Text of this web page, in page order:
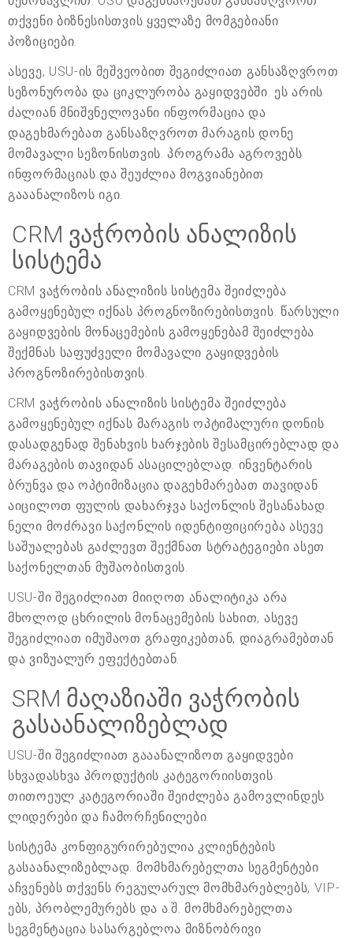
თქვენი ბიზნესისთვის ყველაზე მომგებიანი
პოზიციები.
ასევე, USU-ის მეშვეობით შეგიძლიათ განსაზღვროთ
სეზონურობა და ციკლურობა გაყიდვებში. ეს არის
ძალიან მნიშვნელოვანი ინფორმაცია და
დაგეხმარებათ განსაზღვროთ მარაგის დონე
მომავალი სეზონისთვის. პროგრამა აგროვებს
ინფორმაციას და შეუძლია მოგვიანებით
გააანალიზოს იგი.
CRM ვაჭრობის ანალიზის
სისტემა
CRM ვაჭრობის ანალიზის სისტემა შეიძლება
გამოყენებულ იქნას პროგნოზირებისთვის. წარსული
გაყიდვების მონაცემების გამოყენებამ შეიძლება
შექმნას საფუძველი მომავალი გაყიდვების
პროგნოზირებისთვის.
CRM ვაჭრობის ანალიზის სისტემა შეიძლება
გამოყენებულ იქნას მარაგის ოპტიმალური დონის
დასადგენად შენახვის ხარჯების შესამცირებლად და
მარაგების თავიდან ასაცილებლად. ინვენტარის
ბრუნვა და ოპტიმიზაცია დაგეხმარებათ თავიდან
აიცილოთ ფულის დახარჯვა საქონლის შესანახად.
ნელი მოძრავი საქონლის იდენტიფიცირება ასევე
საშუალებას გაძლევთ შექმნათ სტრატეგიები ასეთ
საქონელთან მუშაობისთვის.
USU-ში შეგიძლიათ მიიღოთ ანალიტიკა არა
მხოლოდ ცხრილის მონაცემების სახით, ასევე
შეგიძლიათ იმუშაოთ გრაფიკებთან, დიაგრამებთან
და ვიზუალურ ეფექტებთან.
SRM მაღაზიაში ვაჭრობის
გასაანალიზებლად
USU-ში შეგიძლიათ გააანალიზოთ გაყიდვები
სხვადასხვა პროდუქტის კატეგორიისთვის.
თითოეულ კატეგორიაში შეიძლება გამოვლინდეს
ლიდერები და ჩამორჩენილები.
სისტემა კონფიგურირებულია კლიენტების
გასაანალიზებლად. მომხმარებელთა სეგმენტები
აჩვენებს თქვენს რეგულარულ მომხმარებლებს, VIP-
ებს, პრობლემურებს და ა.შ. მომხმარებელთა
სეგმენტაცია სასარგებლოა მიზნობრივი